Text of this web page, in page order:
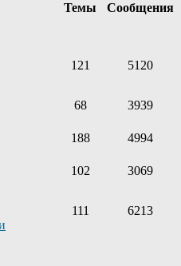
Темы Сообщения
121 5120
68 3939
188 4994
102 3069
111 6213